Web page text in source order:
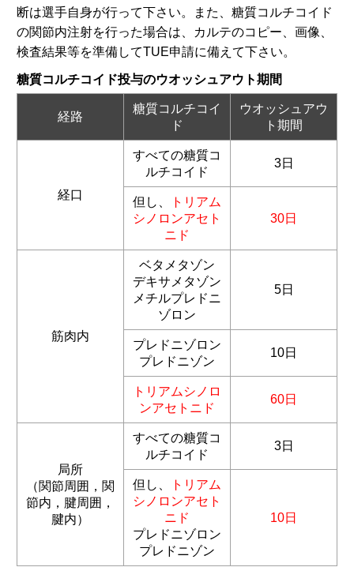
断は選手自身が行って下さい。また、糖質コルチコイド
の関節内注射を行った場合は、カルテのコピー、画像、
検査結果等を準備してTUE申請に備えて下さい。
糖質コルチコイド投与のウオッシュアウト期間
経路
糖質コルチコイ
ド
ウオッシュアウ
ト期間
経口
すべての糖質コ
ルチコイド
3日
但し、
トリアム
シノロンアセト
ニド
30日
筋肉内
ベタメタゾン
デキサメタゾン
メチルプレドニ
ゾロン
5日
プレドニゾロン
プレドニゾン
10日
トリアムシノロ
ンアセトニド
60日
局所
（関節周囲，関
節内，腱周囲，
腱内）
すべての糖質コ
ルチコイド
3日
但し、
トリアム
シノロンアセト
ニド
プレドニゾロン
プレドニゾン
10日